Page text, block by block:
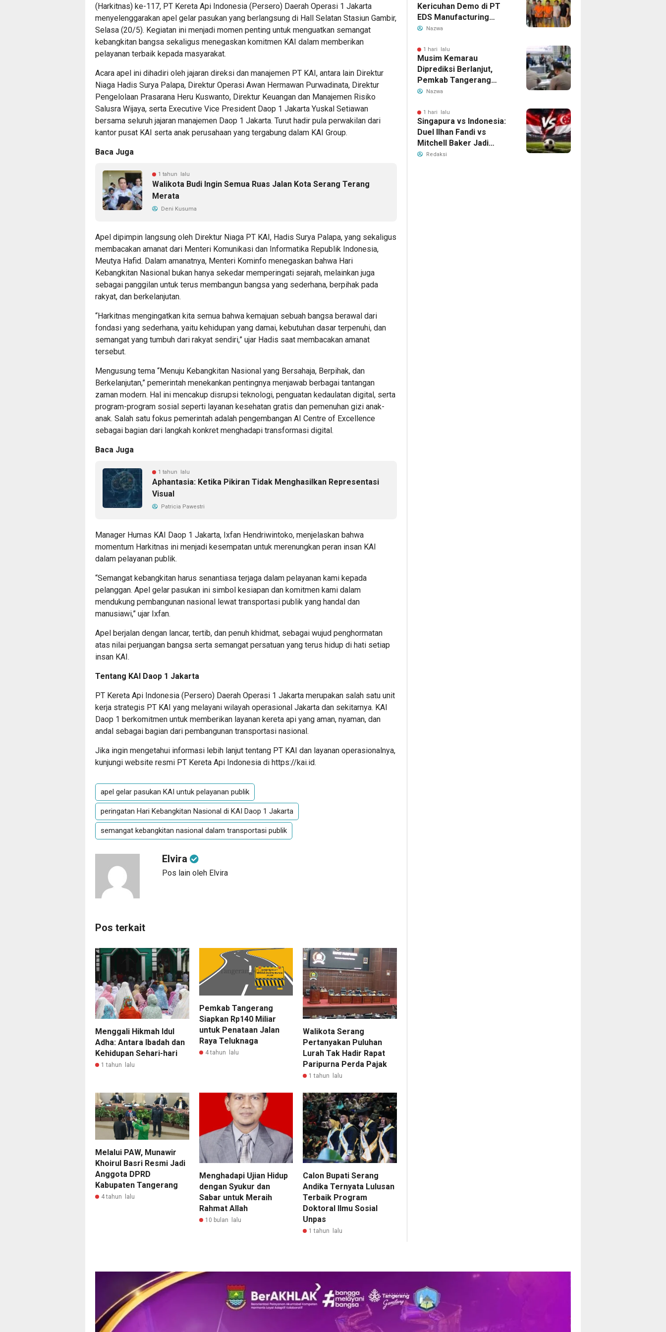
(Harkitnas) ke-117, PT Kereta Api Indonesia (Persero) Daerah Operasi 1 Jakarta
menyelenggarakan apel gelar pasukan yang berlangsung di Hall Selatan Stasiun Gambir,
Selasa (20/5). Kegiatan ini menjadi momen penting untuk menguatkan semangat
kebangkitan bangsa sekaligus menegaskan komitmen KAI dalam memberikan
pelayanan terbaik kepada masyarakat.
Acara apel ini dihadiri oleh jajaran direksi dan manajemen PT KAI, antara lain Direktur
Niaga Hadis Surya Palapa, Direktur Operasi Awan Hermawan Purwadinata, Direktur
Pengelolaan Prasarana Heru Kuswanto, Direktur Keuangan dan Manajemen Risiko
Salusra Wijaya, serta Executive Vice President Daop 1 Jakarta Yuskal Setiawan
bersama seluruh jajaran manajemen Daop 1 Jakarta. Turut hadir pula perwakilan dari
kantor pusat KAI serta anak perusahaan yang tergabung dalam KAI Group.
Baca Juga
1 tahun lalu
Walikota Budi Ingin Semua Ruas Jalan Kota Serang Terang
Merata
Deni Kusuma
Apel dipimpin langsung oleh Direktur Niaga PT KAI, Hadis Surya Palapa, yang sekaligus
membacakan amanat dari Menteri Komunikasi dan Informatika Republik Indonesia,
Meutya Hafid. Dalam amanatnya, Menteri Kominfo menegaskan bahwa Hari
Kebangkitan Nasional bukan hanya sekedar memperingati sejarah, melainkan juga
sebagai panggilan untuk terus membangun bangsa yang sederhana, berpihak pada
rakyat, dan berkelanjutan.
“Harkitnas mengingatkan kita semua bahwa kemajuan sebuah bangsa berawal dari
fondasi yang sederhana, yaitu kehidupan yang damai, kebutuhan dasar terpenuhi, dan
semangat yang tumbuh dari rakyat sendiri,” ujar Hadis saat membacakan amanat
tersebut.
Mengusung tema “Menuju Kebangkitan Nasional yang Bersahaja, Berpihak, dan
Berkelanjutan,” pemerintah menekankan pentingnya menjawab berbagai tantangan
zaman modern. Hal ini mencakup disrupsi teknologi, penguatan kedaulatan digital, serta
program-program sosial seperti layanan kesehatan gratis dan pemenuhan gizi anak-
anak. Salah satu fokus pemerintah adalah pengembangan AI Centre of Excellence
sebagai bagian dari langkah konkret menghadapi transformasi digital.
Baca Juga
1 tahun lalu
Aphantasia: Ketika Pikiran Tidak Menghasilkan Representasi
Visual
Patricia Pawestri
Manager Humas KAI Daop 1 Jakarta, Ixfan Hendriwintoko, menjelaskan bahwa
momentum Harkitnas ini menjadi kesempatan untuk merenungkan peran insan KAI
dalam pelayanan publik.
“Semangat kebangkitan harus senantiasa terjaga dalam pelayanan kami kepada
pelanggan. Apel gelar pasukan ini simbol kesiapan dan komitmen kami dalam
mendukung pembangunan nasional lewat transportasi publik yang handal dan
manusiawi,” ujar Ixfan.
Apel berjalan dengan lancar, tertib, dan penuh khidmat, sebagai wujud penghormatan
atas nilai perjuangan bangsa serta semangat persatuan yang terus hidup di hati setiap
insan KAI.
Tentang KAI Daop 1 Jakarta
PT Kereta Api Indonesia (Persero) Daerah Operasi 1 Jakarta merupakan salah satu unit
kerja strategis PT KAI yang melayani wilayah operasional Jakarta dan sekitarnya. KAI
Daop 1 berkomitmen untuk memberikan layanan kereta api yang aman, nyaman, dan
andal sebagai bagian dari pembangunan transportasi nasional.
Jika ingin mengetahui informasi lebih lanjut tentang PT KAI dan layanan operasionalnya,
kunjungi website resmi PT Kereta Api Indonesia di https://kai.id.
apel gelar pasukan KAI untuk pelayanan publik
peringatan Hari Kebangkitan Nasional di KAI Daop 1 Jakarta
semangat kebangkitan nasional dalam transportasi publik
Elvira
Pos lain oleh Elvira
Pos terkait
Menggali Hikmah Idul
Adha: Antara Ibadah dan
Kehidupan Sehari-hari
1 tahun lalu
Pemkab Tangerang
Siapkan Rp140 Miliar
untuk Penataan Jalan
Raya Teluknaga
4 tahun lalu
Walikota Serang
Pertanyakan Puluhan
Lurah Tak Hadir Rapat
Paripurna Perda Pajak
1 tahun lalu
Melalui PAW, Munawir
Khoirul Basri Resmi Jadi
Anggota DPRD
Kabupaten Tangerang
4 tahun lalu
Menghadapi Ujian Hidup
dengan Syukur dan
Sabar untuk Meraih
Rahmat Allah
10 bulan lalu
Calon Bupati Serang
Andika Ternyata Lulusan
Terbaik Program
Doktoral Ilmu Sosial
Unpas
1 tahun lalu
Kericuhan Demo di PT
EDS Manufacturing
Indonesia Ditahan, Polda
Perebutan Pengelolaan
Limbah
Nazwa
1 hari lalu
Musim Kemarau
Diprediksi Berlanjut,
Pemkab Tangerang
Siapkan Langkah
Bersih
Nazwa
1 hari lalu
Singapura vs Indonesia:
Duel Ilhan Fandi vs
Mitchell Baker Jadi
Sorotan di Piala AFF
Redaksi